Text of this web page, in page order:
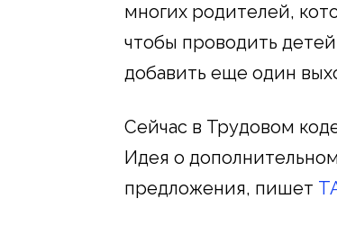
многих родителей,
чтобы проводить
добавить еще один
Сейчас в Трудовом
Идея о
предложения, пишет